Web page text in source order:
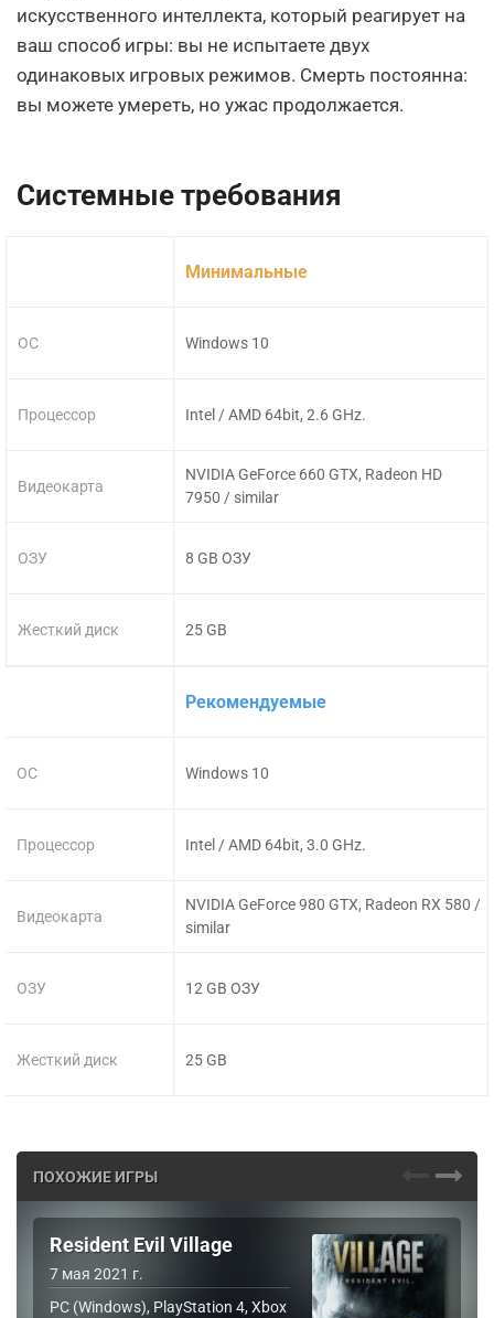
искусственного интеллекта, который реагирует на
ваш способ игры: вы не испытаете двух
одинаковых игровых режимов. Смерть постоянна:
вы можете умереть, но ужас продолжается.
Системные требования
ОС
Процессор
Видеокарта
ОЗУ
Жесткий диск
Минимальные
Windows 10
Intel / AMD 64bit, 2.6 GHz.
NVIDIA GeForce 660 GTX, Radeon HD
7950 / similar
8 GB ОЗУ
25 GB
ОС
Процессор
Видеокарта
ОЗУ
Жесткий диск
Рекомендуемые
Windows 10
Intel / AMD 64bit, 3.0 GHz.
NVIDIA GeForce 980 GTX, Radeon RX 580 /
similar
12 GB ОЗУ
25 GB
ПОХОЖИЕ ИГРЫ
Resident Evil Village
7 мая 2021 г.
PC (Windows), PlayStation 4, Xbox